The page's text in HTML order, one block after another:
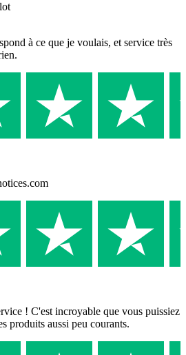
à ce que je voulais, et service très
! C'est incroyable que vous puissiez
produits aussi peu courants.